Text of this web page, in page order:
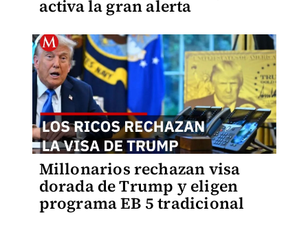
activa la gran alerta
Millonarios rechazan visa
dorada de Trump y eligen
programa EB 5 tradicional